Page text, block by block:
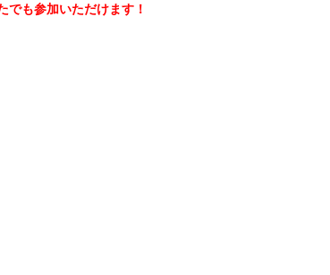
でも参加いただけます！